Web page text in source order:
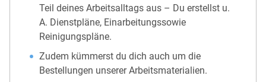
Teil deines Arbeitsalltags aus – Du erstellst u.
A. Dienstpläne, Einarbeitungssowie
Reinigungspläne.
Zudem kümmerst du dich auch um die
Bestellungen unserer Arbeitsmaterialien.